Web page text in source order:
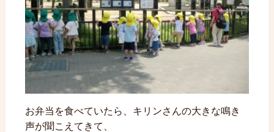
お弁当を食べていたら、キリンさんの大きな鳴き
声が聞こえてきて、